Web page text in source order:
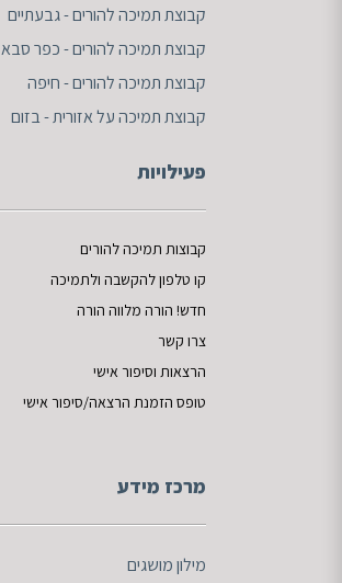
קבוצת תמיכה להורים - גבעתיים
קבוצת תמיכה להורים - כפר סבא
קבוצת תמיכה להורים - חיפה
קבוצת תמיכה על אזורית - בזום
פעילויות
קבוצות תמיכה להורים
קו טלפון להקשבה ולתמיכה
חדש! הורה מלווה הורה
צרו קשר
הרצאות וסיפור אישי
טופס הזמנת הרצאה/סיפור אישי
מרכז מידע
מילון מושגים